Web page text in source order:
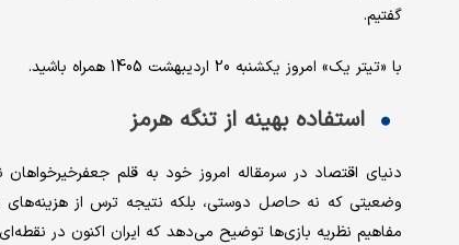
گفتیم.
با «تیتر یک» امروز یکشنبه 20 اردیبهشت 1405 همراه باشید.
استفاده بهینه از تنگه هرمز
دنیای اقتصاد در سرمقاله امروز خود به قلم
وضعیتی که نه حاصل دوستی، بلکه نتیجه ترس از
مفاهیم نظریه بازی‌ها توضیح می‌دهد که ایران اکنون در